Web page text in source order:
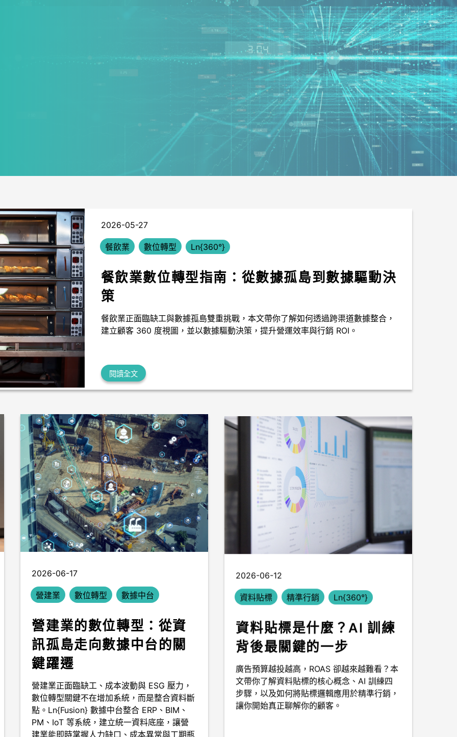
2026-05-27
餐飲業 數位轉型 Ln{360°}
餐飲業數位轉型指南：從數據孤島到數據驅動決
策
餐飲業正面臨缺工與數據孤島雙重挑戰，本文帶你了解如何透過跨渠道數據整合，
建立顧客 360 度視圖，並以數據驅動決策，提升營運效率與行銷 ROI。
閱讀全文
2026-06-17
營建業 數位轉型 數據中台
營建業的數位轉型：從資
訊孤島走向數據中台的關
鍵躍遷
營建業正面臨缺工、成本波動與 ESG 壓力，
數位轉型關鍵不在增加系統，而是整合資料斷
點。Ln{Fusion} 數據中台整合 ERP、BIM、
PM、IoT 等系統，建立統一資料底座，讓營
建業能即時掌握人力缺口、成本異常與工期瓶
2026-06-12
資料貼標 精準行銷 Ln{360°}
資料貼標是什麼？AI 訓練
背後最關鍵的一步
廣告預算越投越高，ROAS 卻越來越難看？本
文帶你了解資料貼標的核心概念、AI 訓練四
步驟，以及如何將貼標邏輯應用於精準行銷，
讓你開始真正聊解你的顧客。